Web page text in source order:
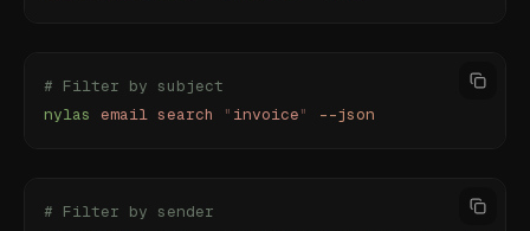
# Filter by subject
nylas email search " invoice" --json
# Filter by sender